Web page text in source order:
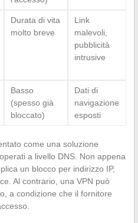
Durata di vita
molto breve
Link
malevoli,
pubblicità
intrusive
Basso
(spesso già
bloccato)
Dati di
navigazione
esposti
come una soluzione
a livello DNS. Non appena
un blocco per indirizzo IP,
Al contrario, una VPN può
a condizione che il fornitore